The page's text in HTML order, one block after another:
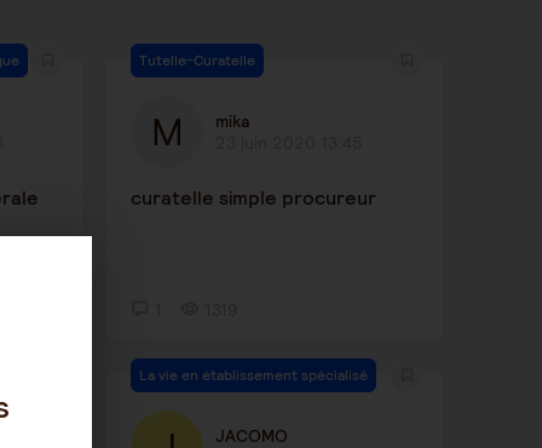
Tutelle-Curatelle
mika
curatelle simple procureur
La vie en établissement spécialisé
JACOMO